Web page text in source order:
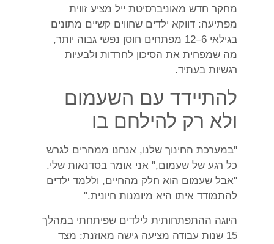
מחקר חדש מאוניברסיטת ייל מציע זווית
מפתיעה: דווקא ילדים שחווים קשיים מתונים
בגילאי 6–12 מפתחים חוסן נפשי גבוה יותר,
מה שמפחית את הסיכון לחרדות ולבעיות
רגשיות בעתיד.
להתיידד עם השעמום
ולא רק להילחם בו
"במערכת החינוך שלנו, אנחנו ממהרים לגרש
כל רגע של שעמום," אני אומר בסדנאות שלי.
"אבל שעמום הוא חלק מהחיים, וללמד ילדים
להתמודד איתו היא מיומנות חיונית."
היוגה ההתפתחותית לילדים שפיתחתי במהלך
15 שנות עבודה מציעה גישה מאוזנת: מצד